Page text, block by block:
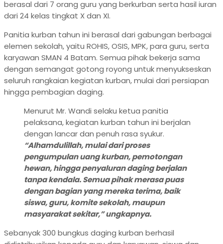
berasal dari 7 orang guru yang berkurban serta hasil iuran
dari 24 kelas tingkat X dan XI.
Panitia kurban tahun ini berasal dari gabungan berbagai
elemen sekolah, yaitu ROHIS, OSIS, MPK, para guru, serta
karyawan SMAN 4 Batam. Semua pihak bekerja sama
dengan semangat gotong royong untuk menyukseskan
seluruh rangkaian kegiatan kurban, mulai dari persiapan
hingga pembagian daging.
Menurut Mr. Wandi selaku ketua panitia
pelaksana, kegiatan kurban tahun ini berjalan
dengan lancar dan penuh rasa syukur.
“Alhamdulillah, mulai dari proses
pengumpulan uang kurban, pemotongan
hewan, hingga penyaluran daging berjalan
tanpa kendala. Semua pihak merasa puas
dengan bagian yang mereka terima, baik
siswa, guru, komite sekolah, maupun
masyarakat sekitar,” ungkapnya.
Sebanyak 300 bungkus daging kurban berhasil